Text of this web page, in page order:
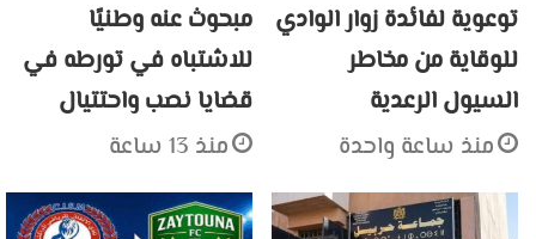
توعوية لفائدة زوار الوادي
للوقاية من مخاطر
السيول الرعدية
منذ ساعة واحدة
مبحوث عنه وطنيًا
للاشتباه في تورطه في
قضايا نصب واحتتيال
منذ 13 ساعة